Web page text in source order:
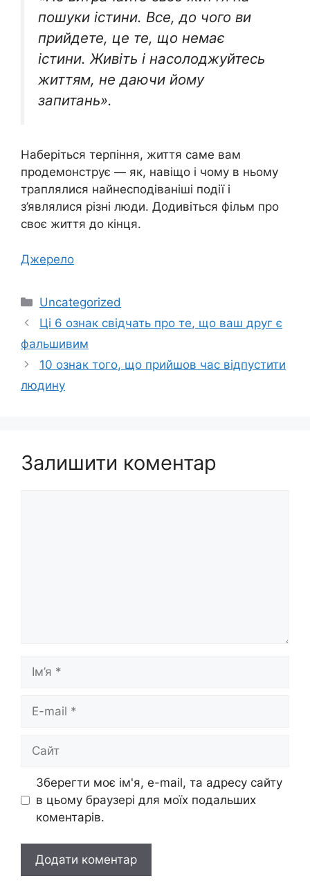
пошуки істини. Все, до чого ви
прийдете, це те, що немає
істини. Живіть і насолоджуйтесь
життям, не даючи йому
запитань».
Наберіться терпіння, життя саме вам
продемонструє — як, навіщо і чому в ньому
траплялися найнесподіваніші події і
з’являлися різні люди. Додивіться фільм про
своє життя до кінця.
Джерело
Категорії
Uncategorized
Ці 6 ознак свідчать про те, що ваш друг є
фальшивим
10 ознак того, що прийшов час відпустити
людину
Залишити коментар
mail
Зберегти моє ім'я, e-mail, та адресу сайту
в цьому браузері для моїх подальших
коментарів.